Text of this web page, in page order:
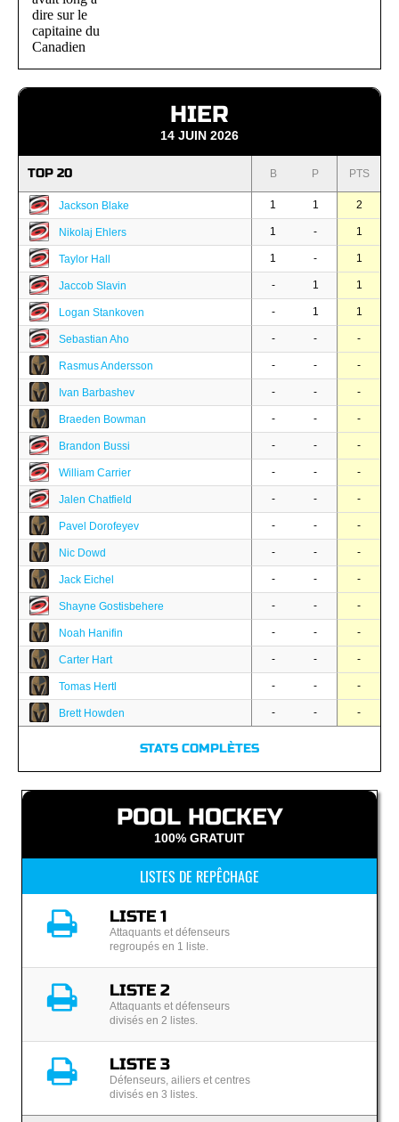
HIER
14 JUIN 2026
TOP 20 B P PTS
Jackson Blake 1 1 2
Nikolaj Ehlers 1 - 1
Taylor Hall 1 - 1
Jaccob Slavin - 1 1
Logan Stankoven - 1 1
Sebastian Aho - - -
Rasmus Andersson - - -
Ivan Barbashev - - -
Braeden Bowman - - -
Brandon Bussi - - -
William Carrier - - -
Jalen Chatfield - - -
Pavel Dorofeyev - - -
Nic Dowd - - -
Jack Eichel - - -
Shayne Gostisbehere - - -
Noah Hanifin - - -
Carter Hart - - -
Tomas Hertl - - -
Brett Howden - - -
STATS COMPLÈTES
POOL HOCKEY
100% GRATUIT
LISTES DE REPÊCHAGE
LISTE 1
Attaquants et défenseurs
regroupés en 1 liste.
LISTE 2
Attaquants et défenseurs
divisés en 2 listes.
LISTE 3
Défenseurs, ailiers et centres
divisés en 3 listes.